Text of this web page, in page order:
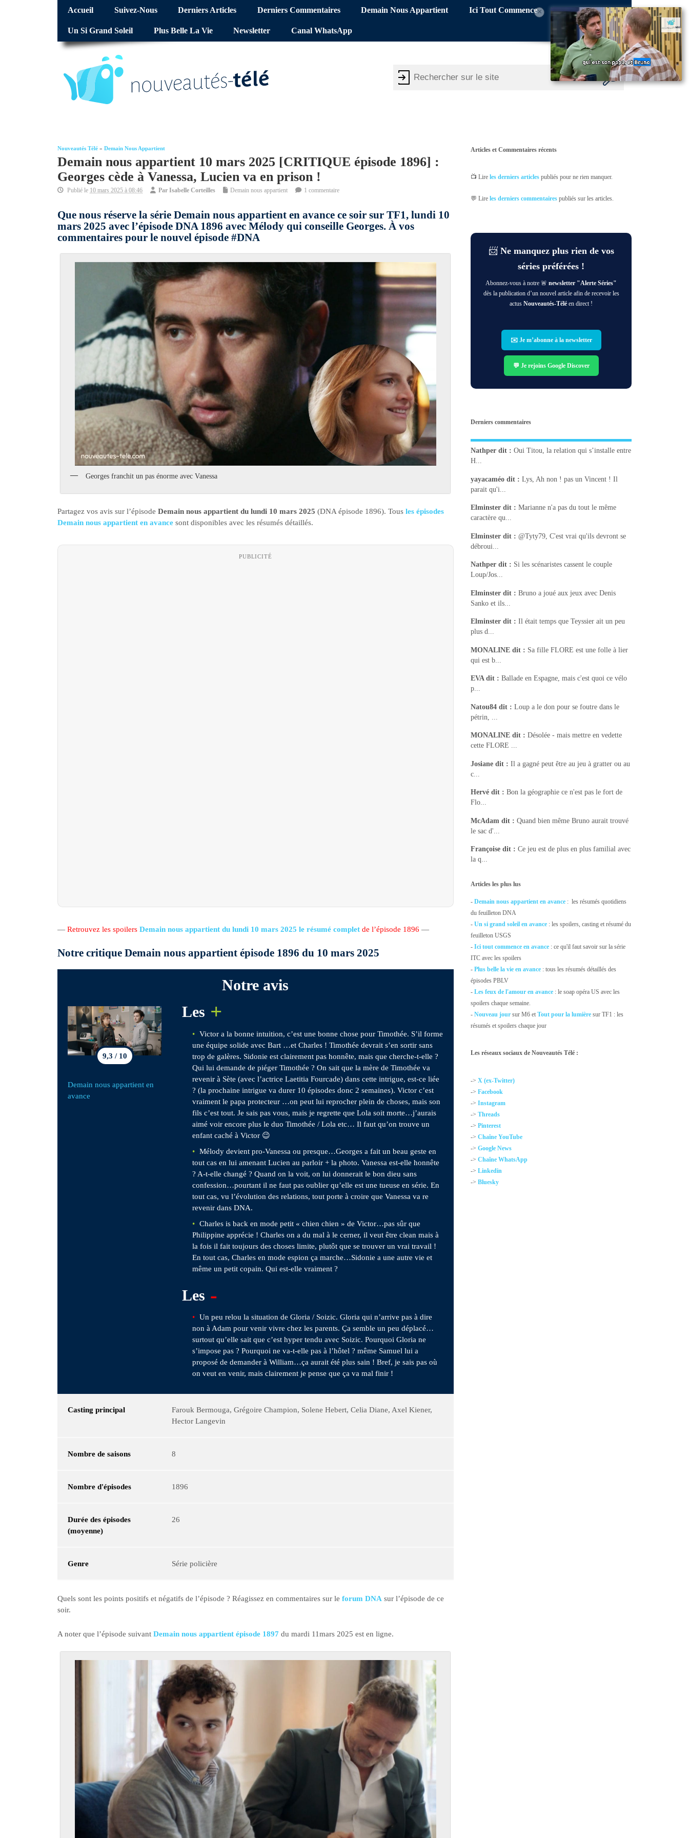
Accueil Suivez-Nous Derniers Articles Derniers Commentaires Demain Nous Appartient Ici Tout Commence
Un Si Grand Soleil Plus Belle La Vie Newsletter Canal WhatsApp
Nouveautés Télé » Demain Nous Appartient
Demain nous appartient 10 mars 2025 [CRITIQUE épisode 1896] :
Georges cède à Vanessa, Lucien va en prison !
Publié le 10 mars 2025 à 08:46 Par Isabelle Corteilles Demain nous appartient 1 commentaire
Que nous réserve la série Demain nous appartient en avance ce soir sur TF1, lundi 10
mars 2025 avec l’épisode DNA 1896 avec Mélody qui conseille Georges. À vos
commentaires pour le nouvel épisode #DNA
Georges franchit un pas énorme avec Vanessa
Partagez vos avis sur l’épisode Demain nous appartient du lundi 10 mars 2025 (DNA épisode 1896). Tous les épisodes
Demain nous appartient en avance sont disponibles avec les résumés détaillés.
PUBLICITÉ
— Retrouvez les spoilers Demain nous appartient du lundi 10 mars 2025 le résumé complet de l’épisode 1896 —
Notre critique Demain nous appartient épisode 1896 du 10 mars 2025
Notre avis
9,3 / 10
Demain nous appartient en
avance
Les +
Victor a la bonne intuition, c’est une bonne chose pour Timothée. S’il forme
une équipe solide avec Bart …et Charles ! Timothée devrait s’en sortir sans
trop de galères. Sidonie est clairement pas honnête, mais que cherche-t-elle ?
Qui lui demande de piéger Timothée ? On sait que la mère de Timothée va
revenir à Sète (avec l’actrice Laetitia Fourcade) dans cette intrigue, est-ce liée
? (la prochaine intrigue va durer 10 épisodes donc 2 semaines). Victor c’est
vraiment le papa protecteur …on peut lui reprocher plein de choses, mais son
fils c’est tout. Je sais pas vous, mais je regrette que Lola soit morte…j’aurais
aimé voir encore plus le duo Timothée / Lola etc… Il faut qu’on trouve un
enfant caché à Victor 😉
Mélody devient pro-Vanessa ou presque…Georges a fait un beau geste en
tout cas en lui amenant Lucien au parloir + la photo. Vanessa est-elle honnête
? A-t-elle changé ? Quand on la voit, on lui donnerait le bon dieu sans
confession…pourtant il ne faut pas oublier qu’elle est une tueuse en série. En
tout cas, vu l’évolution des relations, tout porte à croire que Vanessa va re
revenir dans DNA.
Charles is back en mode petit « chien chien » de Victor…pas sûr que
Philippine apprécie ! Charles on a du mal à le cerner, il veut être clean mais à
la fois il fait toujours des choses limite, plutôt que se trouver un vrai travail !
En tout cas, Charles en mode espion ça marche…Sidonie a une autre vie et
même un petit copain. Qui est-elle vraiment ?
Les -
Un peu relou la situation de Gloria / Soizic. Gloria qui n’arrive pas à dire
non à Adam pour venir vivre chez les parents. Ça semble un peu déplacé…
surtout qu’elle sait que c’est hyper tendu avec Soizic. Pourquoi Gloria ne
s’impose pas ? Pourquoi ne va-t-elle pas à l’hôtel ? même Samuel lui a
proposé de demander à William…ça aurait été plus sain ! Bref, je sais pas où
on veut en venir, mais clairement je pense que ça va mal finir !
Casting principal
Farouk Bermouga, Grégoire Champion, Solene Hebert, Celia Diane, Axel Kiener,
Hector Langevin
Nombre de saisons 8
Nombre d'épisodes 1896
Durée des épisodes
(moyenne)
26
Genre Série policière
Quels sont les points positifs et négatifs de l’épisode ? Réagissez en commentaires sur le forum DNA sur l’épisode de ce
soir.
A noter que l’épisode suivant Demain nous appartient épisode 1897 du mardi 11mars 2025 est en ligne.
×
Articles et Commentaires récents
📺 Lireles derniers articles publiés pour ne rien manquer.
💬 Lireles derniers commentaires publiés sur les articles.
📨 Ne manquez plus rien de vos
séries préférées !
Abonnez-vous à notre 🚨newsletter "Alerte Séries"
dès la publication d’un nouvel article afin de recevoir les
actusNouveautés-Télé en direct !
✉️ Je m’abonne à la newsletter
💬 Je rejoins Google Discover
Derniers commentaires
Nathper dit : Oui Titou, la relation qui s’installe entre
H...
yayacaméo dit : Lys, Ah non ! pas un Vincent ! Il
parait qu'i...
Elminster dit : Marianne n'a pas du tout le même
caractère qu...
Elminster dit : @Tyty79, C'est vrai qu'ils devront se
débroui...
Nathper dit : Si les scénaristes cassent le couple
Loup/Jos...
Elminster dit : Bruno a joué aux jeux avec Denis
Sanko et ils...
Elminster dit : Il était temps que Teyssier ait un peu
plus d...
MONALINE dit : Sa fille FLORE est une folle à lier
qui est b...
EVAdit : Ballade en Espagne, mais c'est quoi ce vélo
p...
Natou84 dit : Loup a le don pour se foutre dans le
pétrin, ...
MONALINE dit : Désolée - mais mettre en vedette
cette FLORE ...
Josiane dit : Il a gagné peut être au jeu à gratter ou au
c...
Hervé dit : Bon la géographie ce n'est pas le fort de
Flo...
McAdam dit : Quand bien même Bruno aurait trouvé
le sac d'...
Françoise dit : Ce jeu est de plus en plus familial avec
la q...
Articles les plus lus
-Demain nous appartient en avance : les résumés quotidiens
du feuilleton DNA
-Un si grand soleil en avance : les spoilers, casting et résumé du
feuilleton USGS
-Ici tout commence en avance : ce qu'il faut savoir sur la série
ITC avec les spoilers
- Plus belle la vie en avance : tous les résumés détaillés des
épisodes PBLV
-Les feux de l'amour en avance : le soap opéra US avec les
spoilers chaque semaine.
-Nouveau jour sur M6 etTout pour la lumière sur TF1 : les
résumés et spoilers chaque jour
Les réseaux sociaux de Nouveautés Télé :
->X (ex-Twitter)
->Facebook
->Instagram
->Threads
->Pinterest
->Chaîne YouTube
->Google News
->Chaîne WhatsApp
->Linkedin
->Bluesky